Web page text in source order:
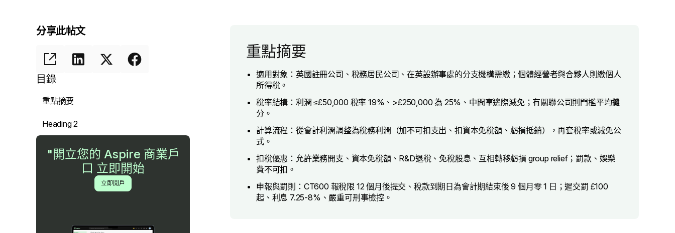
分享此帖文
目錄
重點摘要
Heading 2
"開立您的 Aspire 商業戶
口 立即開始
立即開戶
重點摘要
適用對象：英國註冊公司、稅務居民公司、在英設辦事處的分支機構需繳；個體經營者與合夥人則繳個人
所得稅。
稅率結構：利潤 ≤£50,000 稅率 19%、>£250,000 為 25%、中間享邊際減免；有關聯公司則門檻平均攤
分。
計算流程：從會計利潤調整為稅務利潤（加不可扣支出、扣資本免稅額、虧損抵銷），再套稅率或減免公
式。
扣稅優惠：允許業務開支、資本免稅額、R&D退稅、免稅股息、互相轉移虧損 group relief；罰款、娛樂
費不可扣。
申報與罰則：CT600 報稅限 12 個月後提交、稅款到期日為會計期結束後 9 個月零 1 日；遲交罰 £100
起、利息 7.25-8%、嚴重可刑事檢控。